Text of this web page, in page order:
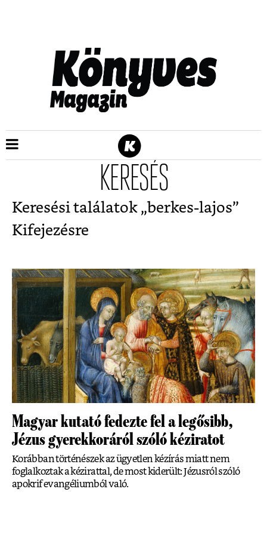
KERESÉS
Keresési találatok „berkes-lajos”
Kifejezésre
Magyar kutató fedezte fel a legősibb,
Jézus gyerekkoráról szóló kéziratot
Korábban történészek az ügyetlen kézírás miatt nem
foglalkoztak a kézirattal, de most kiderült: Jézusról szóló
apokrif evangéliumból való.